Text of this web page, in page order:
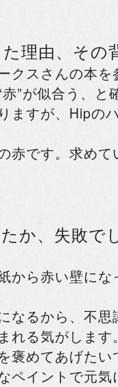
理由、その
クスさんの本
”が似合う、
ますが、Hipの
赤です。求め
か、失敗で
から赤い壁に
なるから、不思
れる気がします
褒めてあげたい
ペイントで元